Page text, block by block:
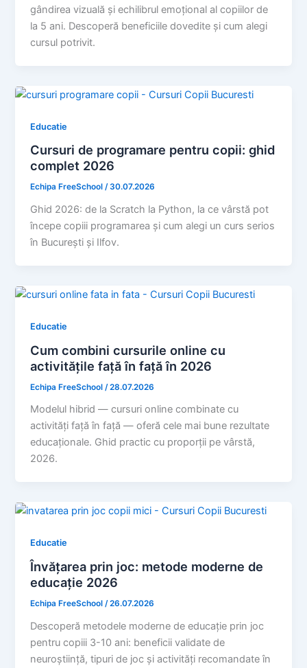
gândirea vizuală și echilibrul emoțional al copiilor de
la 5 ani. Descoperă beneficiile dovedite și cum alegi
cursul potrivit.
Educatie
Cursuri de programare pentru copii: ghid
complet 2026
Echipa FreeSchool/30.07.2026
Ghid 2026: de la Scratch la Python, la ce vârstă pot
începe copiii programarea și cum alegi un curs serios
în București și Ilfov.
Educatie
Cum combini cursurile online cu
activitățile față în față în 2026
Echipa FreeSchool /28.07.2026
Modelul hibrid — cursuri online combinate cu
activități față în față — oferă cele mai bune rezultate
educaționale. Ghid practic cu proporții pe vârstă,
2026.
Educatie
Învățarea prin joc: metode moderne de
educație 2026
Echipa FreeSchool/26.07.2026
Descoperă metodele moderne de educație prin joc
pentru copiii 3-10 ani: beneficii validate de
neuroștiință, tipuri de joc și activități recomandate în